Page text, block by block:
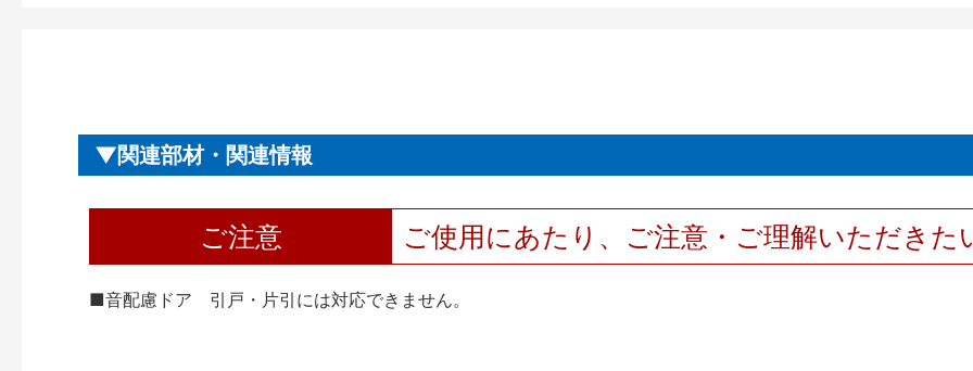
関連部材・関連情報
ご注意 ご使用にあたり、ご注意・ご理解いただきた
■音配慮ドア 引戸・片引には対応できません。